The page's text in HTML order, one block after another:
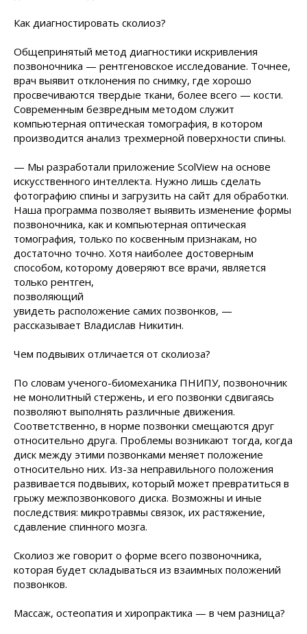
Как диагностировать сколиоз?
Общепринятый метод диагностики искривления
позвоночника — рентгеновское исследование. Точнее,
врач выявит отклонения по снимку, где хорошо
просвечиваются твердые ткани, более всего — кости.
Современным безвредным методом служит
компьютерная оптическая томография, в котором
производится анализ трехмерной поверхности спины.
— Мы разработали приложение ScolView на основе
искусственного интеллекта. Нужно лишь сделать
фотографию спины и загрузить на сайт для обработки.
Наша программа позволяет выявить изменение формы
позвоночника, как и компьютерная оптическая
томография, только по косвенным признакам, но
достаточно точно. Хотя наиболее достоверным
способом, которому доверяют все врачи, является
только рентген,
позволяющий
увидеть расположение самих позвонков, —
рассказывает Владислав Никитин.
Чем подвывих отличается от сколиоза?
По словам ученого-биомеханика ПНИПУ, позвоночник
не монолитный стержень, и его позвонки сдвигаясь
позволяют выполнять различные движения.
Соответственно, в норме позвонки смещаются друг
относительно друга. Проблемы возникают тогда, когда
диск между этими позвонками меняет положение
относительно них. Из-за неправильного положения
развивается подвывих, который может превратиться в
грыжу межпозвонкового диска. Возможны и иные
последствия: микротравмы связок, их растяжение,
сдавление спинного мозга.
Сколиоз же говорит о форме всего позвоночника,
которая будет складываться из взаимных положений
позвонков.
Массаж, остеопатия и хиропрактика — в чем разница?